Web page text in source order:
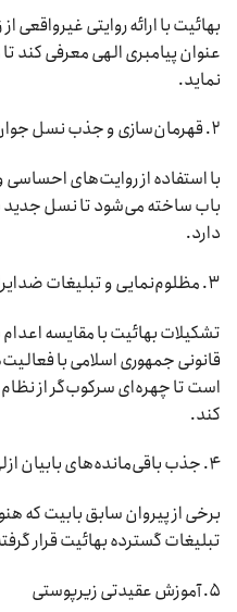
بهائیت با ارائه روایتی غیرواقعی
عنوان پیامبری الهی معرفی کند
نماید.
۲. قهرمان‌سازی و جذب نسل جوان
با استفاده از روایت‌های احساسی
باب ساخته می‌شود تا نسل جدید
دارد.
۳. مظلوم‌نمایی و تبلیغات ضدایرانی
تشکیلات بهائیت با مقایسه
قانونی جمهوری اسلامی با
است تا چهره‌ای سرکوب‌گر از
کند.
۴. جذب باقی‌مانده‌های بابیان ازلی
برخی از پیروان سابق بابیت که
تبلیغات گسترده بهائیت قرار
۵. آموزش عقیدتی زیرپوستی